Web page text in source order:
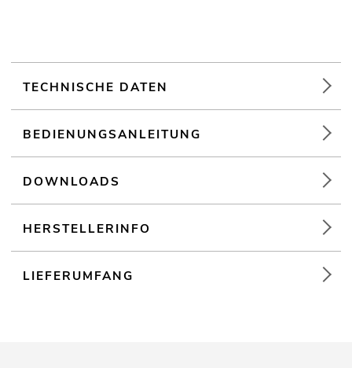
TECHNISCHE DATEN
BEDIENUNGSANLEITUNG
DOWNLOADS
HERSTELLERINFO
LIEFERUMFANG